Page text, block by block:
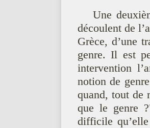
Une
découlent de
Grèce, d’une
genre. Il est
intervention
notion de
quand, tout de
que le genre
difficile